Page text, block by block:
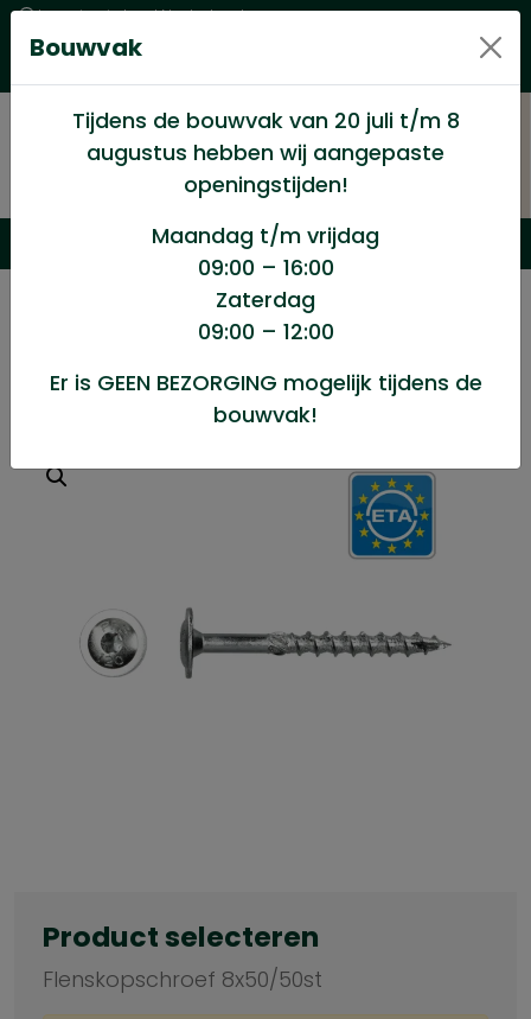
Levering in heel Nederland
Goede kwaliteitsproducten met een eerlijke prijs
Ijzerwaren/ Flenskopschroef 8×50/50st
Flenskopschroef 8x50/50st
Product selecteren
Flenskopschroef 8x50/50st
Bouwvak
Tijdens de bouwvak van 20 juli t/m 8
augustus hebben wij aangepaste
openingstijden!
Maandag t/m vrijdag
09:00 – 16:00
Zaterdag
09:00 – 12:00
Er is GEEN BEZORGING mogelijk tijdens de
bouwvak!